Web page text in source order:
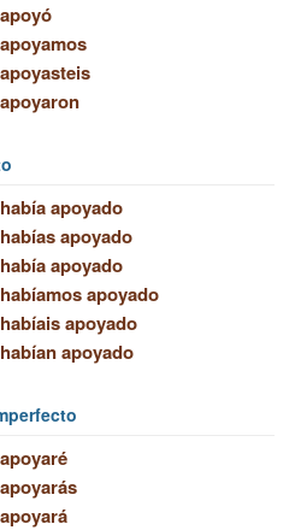
apoyó
apoyamos
apoyasteis
apoyaron
había apoyado
habías apoyado
había apoyado
habíamos apoyado
habíais apoyado
habían apoyado
apoyaré
apoyarás
apoyará